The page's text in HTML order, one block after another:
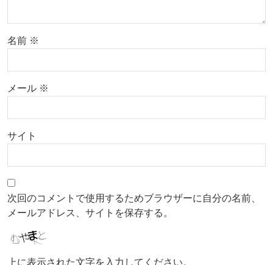
名前 ※
メール ※
サイト
次回のコメントで使用するためブラウザーに自分の名前、
メールアドレス、サイトを保存する。
上に表示された文字を入力してください。